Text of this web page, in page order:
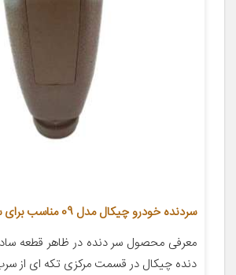
سردنده خودرو چیکال مدل 09 مناسب برای سمند
معرفی محصول سر دنده در ظاهر قطعه
دنده چیکال در قسمت مرکزی تکه ای از